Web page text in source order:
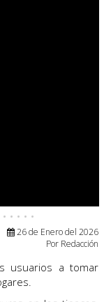
· · · ·
26 de Enerodel 2026
Por Redacción
usuarios a tomar